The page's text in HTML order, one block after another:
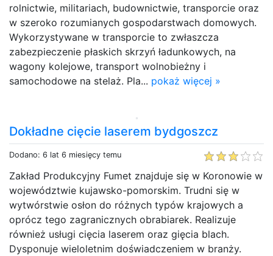
rolnictwie, militariach, budownictwie, transporcie oraz
w szeroko rozumianych gospodarstwach domowych.
Wykorzystywane w transporcie to zwłaszcza
zabezpieczenie płaskich skrzyń ładunkowych, na
wagony kolejowe, transport wolnobieżny i
samochodowe na stelaż. Pla... pokaż więcej »
Dokładne cięcie laserem bydgoszcz
Dodano: 6 lat 6 miesięcy temu
Zakład Produkcyjny Fumet znajduje się w Koronowie w
województwie kujawsko-pomorskim. Trudni się w
wytwórstwie osłon do różnych typów krajowych a
oprócz tego zagranicznych obrabiarek. Realizuje
również usługi cięcia laserem oraz gięcia blach.
Dysponuje wieloletnim doświadczeniem w branży.